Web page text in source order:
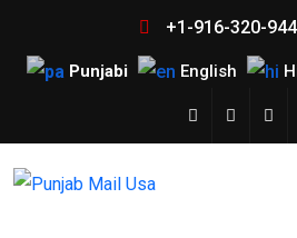
+1-916-320-
Punjabi English